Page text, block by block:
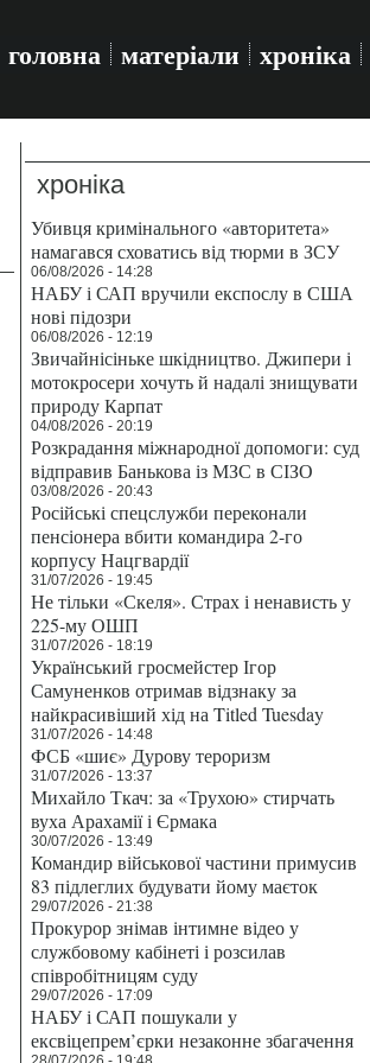
головна матеріали хроніка
хроніка
Убивця кримінального «авторитета»
намагався сховатись від тюрми в ЗСУ
06/08/2026 - 14:28
НАБУ і САП вручили експослу в США
нові підозри
06/08/2026 - 12:19
Звичайнісіньке шкідництво. Джипери і
мотокросери хочуть й надалі знищувати
природу Карпат
04/08/2026 - 20:19
Розкрадання міжнародної допомоги: суд
відправив Банькова із МЗС в СІЗО
03/08/2026 - 20:43
Російські спецслужби переконали
пенсіонера вбити командира 2-го
корпусу Нацгвардії
31/07/2026 - 19:45
Не тільки «Скеля». Страх і ненависть у
225-му ОШП
31/07/2026 - 18:19
Український гросмейстер Ігор
Самуненков отримав відзнаку за
найкрасивіший хід на Titled Tuesday
31/07/2026 - 14:48
ФСБ «шиє» Дурову тероризм
31/07/2026 - 13:37
Михайло Ткач: за «Трухою» стирчать
вуха Арахамії і Єрмака
30/07/2026 - 13:49
Командир військової частини примусив
83 підлеглих будувати йому маєток
29/07/2026 - 21:38
Прокурор знімав інтимне відео у
службовому кабінеті і розсилав
співробітницям суду
29/07/2026 - 17:09
НАБУ і САП пошукали у
ексвіцепрем’єрки незаконне збагачення